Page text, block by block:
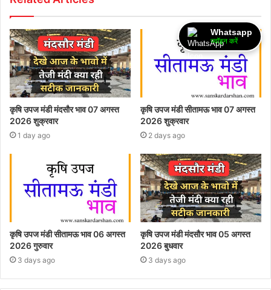
कृषि उपज मंडी मंदसौर भाव 07 अगस्त
2026 शुक्रवार
1 day ago
कृषि उपज मंडी सीतामऊ भाव 07 अगस्त
2026 शुक्रवार
2 days ago
कृषि उपज मंडी सीतामऊ भाव 06 अगस्त
2026 गुरुवार
3 days ago
कृषि उपज मंडी मंदसौर भाव 05 अगस्त
2026 बुधवार
3 days ago
Whatsapp
ज्वॉइन करें